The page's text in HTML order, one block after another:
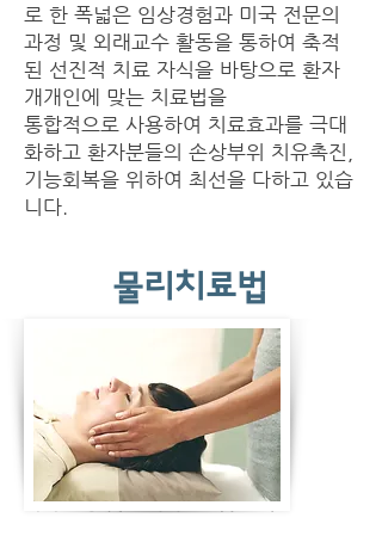
로 한 폭넓은 임상경험과 미국 전문의
과정 및 외래교수 활동을 통하여 축적
된 선진적 치료 자식을 바탕으로 환자
개개인에 맞는 치료법을
통합적으로 사용하여 치료효과를 극대
화하고 환자분들의 손상부위 치유촉진,
기능회복을 위하여 최선을 다하고 있습
니다.
물리치료법
자가 운동 및 물리치료요법 교육